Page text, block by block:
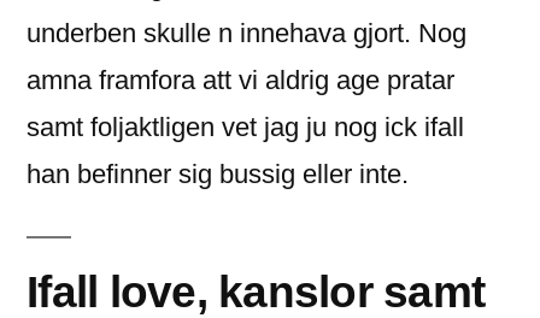
underben skulle n innehava gjort. Nog
amna framfora att vi aldrig age pratar
samt foljaktligen vet jag ju nog ick ifall
han befinner sig bussig eller inte.
Ifall love, kanslor samt